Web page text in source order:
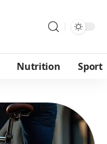
Nutrition Sport